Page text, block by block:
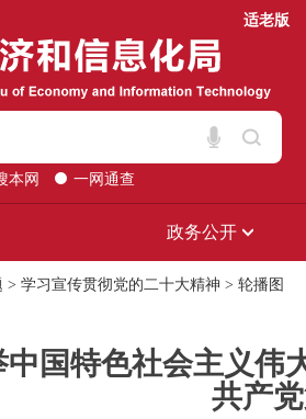
适老版
本网 一网通查
政务公开
> 学习宣传贯彻党的二十大精神 > 轮播图
中国特色社会主义
共产